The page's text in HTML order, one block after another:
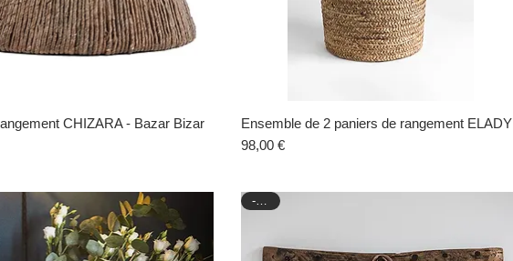
Aperçu rapide
CHIZARA - Bazar Bizar
Aperçu rapide
Ensemble de 2 paniers de rangement ELADY
Prix
98,00 €
-30%